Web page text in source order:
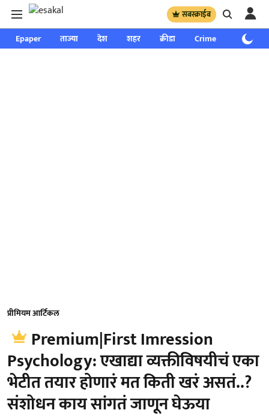
सबस्क्राईब
Epaper ताज्या देश शहर क्रीडा Crime साप्ताहिक
प्रीमियम आर्टिकल
Premium|First Imression
Psychology: एखाद्या व्यक्तीविषयीचं एका
भेटीत तयार होणारं मत किती खरं असतं..?
संशोधन काय सांगतं जाणून घेऊया